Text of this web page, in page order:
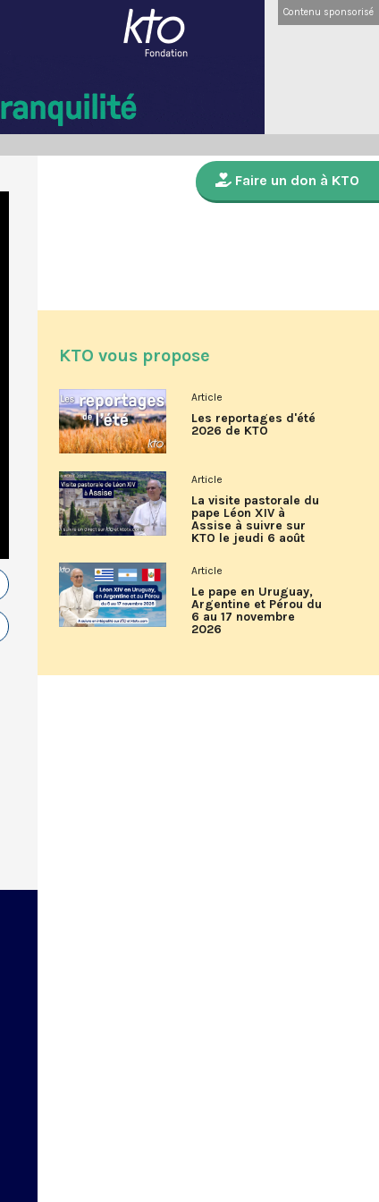
Contenu sponsorisé
Faire un don à KTO
KTO vous propose
Article
Les reportages d'été
2026 de KTO
Article
La visite pastorale du
pape Léon XIV à
Assise à suivre sur
KTO le jeudi 6 août
Article
Le pape en Uruguay,
Argentine et Pérou du
6 au 17 novembre
2026